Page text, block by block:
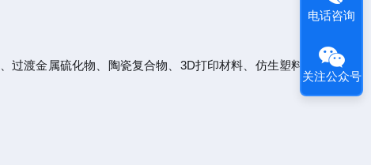
过渡金属硫化物、陶瓷复合物、3D打印材料、仿生塑料等，加
电话咨询
关注公众号